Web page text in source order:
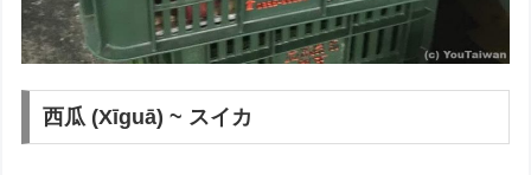
西瓜 (Xīguā) ~ スイカ